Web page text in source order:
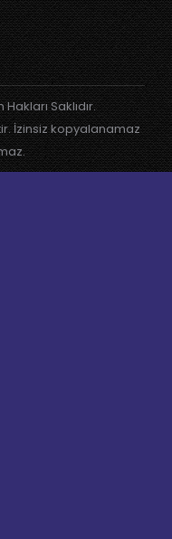
Saklıdır.
İzinsiz kopyalanamaz